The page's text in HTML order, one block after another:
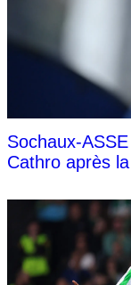
Sochaux-
Cathro après